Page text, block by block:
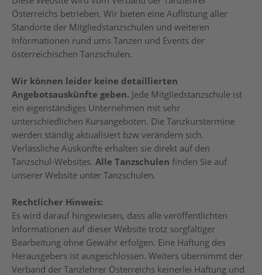
Österreichs betrieben. Wir bieten eine Auflistung aller
Standorte der Mitgliedstanzschulen und weiteren
Informationen rund ums Tanzen und Events der
österreichischen Tanzschulen.
Wir können leider keine detaillierten
Angebotsauskünfte geben. Jede Mitgliedstanzschule ist
ein eigenständiges Unternehmen mit sehr
unterschiedlichen Kursangeboten. Die Tanzkurstermine
werden ständig aktualisiert bzw verändern sich.
Verlässliche Auskünfte erhalten sie direkt auf den
Tanzschul-Websites. Alle Tanzschulen finden Sie auf
unserer Website unter Tanzschulen.
Rechtlicher Hinweis:
Es wird darauf hingewiesen, dass alle veröffentlichten
Informationen auf dieser Website trotz sorgfältiger
Bearbeitung ohne Gewähr erfolgen. Eine Haftung des
Herausgebers ist ausgeschlossen. Weiters übernimmt der
Verband der Tanzlehrer Österreichs keinerlei Haftung und